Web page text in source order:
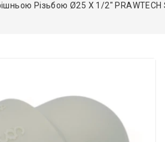
Різьбою Ø25 X 1/2″ PRAWTECH